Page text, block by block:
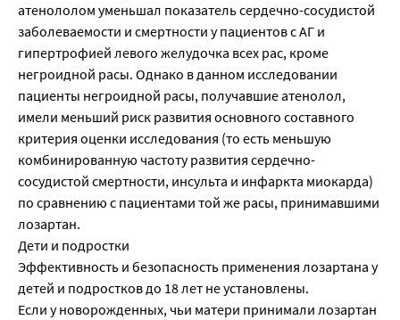
атенололом уменьшал показатель сердечно-сосудистой
заболеваемости и смертности у пациентов с АГ и
гипертрофией левого желудочка всех рас, кроме
негроидной расы. Однако в данном исследовании
пациенты негроидной расы, получавшие атенолол,
имели меньший риск развития основного составного
критерия оценки исследования (то есть меньшую
комбинированную частоту развития сердечно-
сосудистой смертности, инсульта и инфаркта миокарда)
по сравнению с пациентами той же расы, принимавшими
лозартан.
Дети и подростки
Эффективность и безопасность применения лозартана у
детей и подростков до 18 лет не установлены.
Если у новорожденных, чьи матери принимали лозартан